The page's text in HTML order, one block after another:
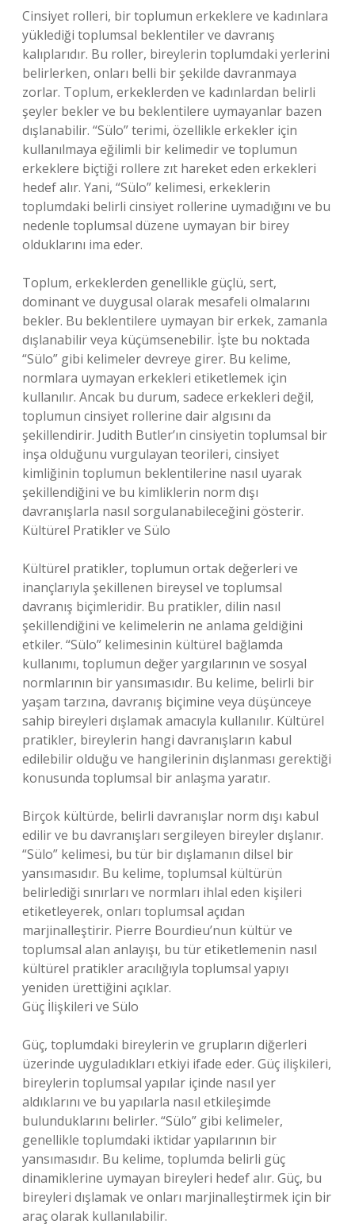
Cinsiyet rolleri, bir toplumun erkeklere ve kadınlara
yüklediği toplumsal beklentiler ve davranış
kalıplarıdır. Bu roller, bireylerin toplumdaki yerlerini
belirlerken, onları belli bir şekilde davranmaya
zorlar. Toplum, erkeklerden ve kadınlardan belirli
şeyler bekler ve bu beklentilere uymayanlar bazen
dışlanabilir. “Sülo” terimi, özellikle erkekler için
kullanılmaya eğilimli bir kelimedir ve toplumun
erkeklere biçtiği rollere zıt hareket eden erkekleri
hedef alır. Yani, “Sülo” kelimesi, erkeklerin
toplumdaki belirli cinsiyet rollerine uymadığını ve bu
nedenle toplumsal düzene uymayan bir birey
olduklarını ima eder.
Toplum, erkeklerden genellikle güçlü, sert,
dominant ve duygusal olarak mesafeli olmalarını
bekler. Bu beklentilere uymayan bir erkek, zamanla
dışlanabilir veya küçümsenebilir. İşte bu noktada
“Sülo” gibi kelimeler devreye girer. Bu kelime,
normlara uymayan erkekleri etiketlemek için
kullanılır. Ancak bu durum, sadece erkekleri değil,
toplumun cinsiyet rollerine dair algısını da
şekillendirir. Judith Butler’ın cinsiyetin toplumsal bir
inşa olduğunu vurgulayan teorileri, cinsiyet
kimliğinin toplumun beklentilerine nasıl uyarak
şekillendiğini ve bu kimliklerin norm dışı
davranışlarla nasıl sorgulanabileceğini gösterir.
Kültürel Pratikler ve Sülo
Kültürel pratikler, toplumun ortak değerleri ve
inançlarıyla şekillenen bireysel ve toplumsal
davranış biçimleridir. Bu pratikler, dilin nasıl
şekillendiğini ve kelimelerin ne anlama geldiğini
etkiler. “Sülo” kelimesinin kültürel bağlamda
kullanımı, toplumun değer yargılarının ve sosyal
normlarının bir yansımasıdır. Bu kelime, belirli bir
yaşam tarzına, davranış biçimine veya düşünceye
sahip bireyleri dışlamak amacıyla kullanılır. Kültürel
pratikler, bireylerin hangi davranışların kabul
edilebilir olduğu ve hangilerinin dışlanması gerektiği
konusunda toplumsal bir anlaşma yaratır.
Birçok kültürde, belirli davranışlar norm dışı kabul
edilir ve bu davranışları sergileyen bireyler dışlanır.
“Sülo” kelimesi, bu tür bir dışlamanın dilsel bir
yansımasıdır. Bu kelime, toplumsal kültürün
belirlediği sınırları ve normları ihlal eden kişileri
etiketleyerek, onları toplumsal açıdan
marjinalleştirir. Pierre Bourdieu’nun kültür ve
toplumsal alan anlayışı, bu tür etiketlemenin nasıl
kültürel pratikler aracılığıyla toplumsal yapıyı
yeniden ürettiğini açıklar.
Güç İlişkileri ve Sülo
Güç, toplumdaki bireylerin ve grupların diğerleri
üzerinde uyguladıkları etkiyi ifade eder. Güç ilişkileri,
bireylerin toplumsal yapılar içinde nasıl yer
aldıklarını ve bu yapılarla nasıl etkileşimde
bulunduklarını belirler. “Sülo” gibi kelimeler,
genellikle toplumdaki iktidar yapılarının bir
yansımasıdır. Bu kelime, toplumda belirli güç
dinamiklerine uymayan bireyleri hedef alır. Güç, bu
bireyleri dışlamak ve onları marjinalleştirmek için bir
araç olarak kullanılabilir.